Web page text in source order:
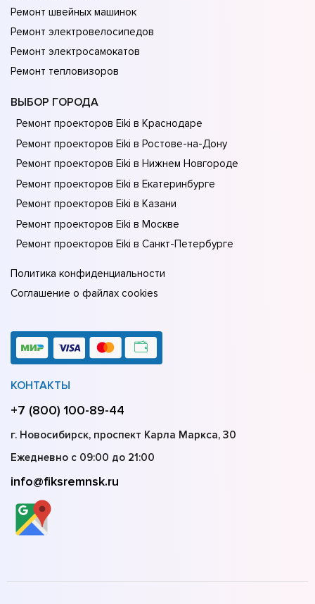
Ремонт швейных машинок
Ремонт электровелосипедов
Ремонт электросамокатов
Ремонт тепловизоров
ВЫБОР ГОРОДА
Ремонт проекторов Eiki в Краснодаре
Ремонт проекторов Eiki в Ростове-на-Донy
Ремонт проекторов Eiki в Нижнем Новгороде
Ремонт проекторов Eiki в Екатеринбурге
Ремонт проекторов Eiki в Казани
Ремонт проекторов Eiki в Москве
Ремонт проекторов Eiki в Санкт-Петербурге
Политика конфиденциальности
Соглашение о файлах cookies
КОНТАКТЫ
+7 (800) 100-89-44
г. Новосибирск, проспект Карла Маркса, 30
Ежедневно с 09:00 до 21:00
info@fiksremnsk.ru